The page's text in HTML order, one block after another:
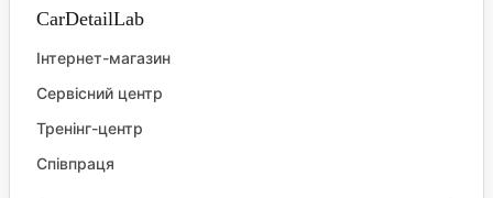
CarDetailLab
Інтернет-магазин
Сервісний центр
Тренінг-центр
Співпраця